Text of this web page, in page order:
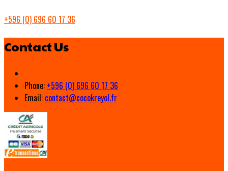
+596 (0) 696 60 17 36
Contact Us
Phone: +596 (0) 696 60 17 36
Email: contact@cocokreyol.fr